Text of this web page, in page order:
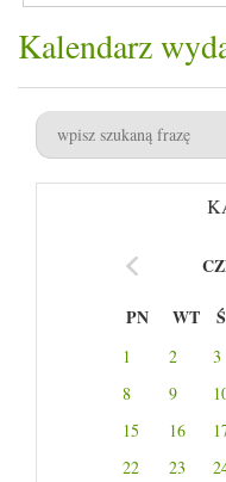
Kalendarz
PN WT
1 2 3
8
9
15
16
22
23